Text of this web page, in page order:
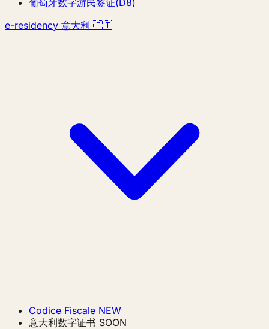
葡萄牙数字游民签证(D8)
e-residency 意大利 🇮🇹
Codice Fiscale NEW
意大利数字证书 SOON